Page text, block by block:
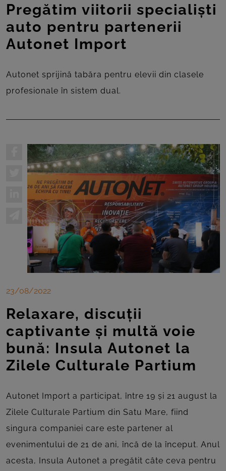
Pregătim viitorii specialiști
auto pentru partenerii
Autonet Import
Autonet sprijină tabăra pentru elevii din clasele
profesionale în sistem dual.
23/08/2022
Relaxare, discuții
captivante și multă voie
bună: Insula Autonet la
Zilele Culturale Partium
Autonet Import a participat, între 19 și 21 august la
Zilele Culturale Partium din Satu Mare, fiind
singura companiei care este partener al
evenimentului de 21 de ani, încă de la început. Anul
acesta, Insula Autonet a pregătit câte ceva pentru